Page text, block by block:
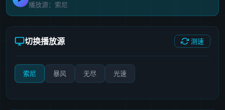
播放源：索尼
切换播放源 测速
索尼 暴风 无尽 光速